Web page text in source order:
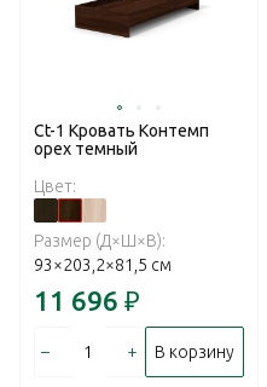
Ct-1 Кровать Контемп
орех темный
Цвет:
Размер (Д×Ш×В):
93×203,2×81,5 см
11 696 ₽
– + В корзину